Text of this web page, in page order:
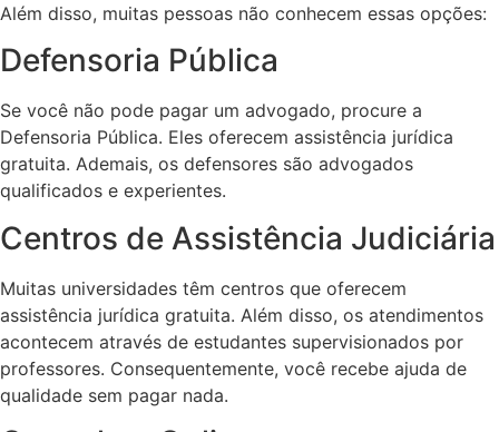
Além disso, muitas pessoas não conhecem essas opções:
Defensoria Pública
Se você não pode pagar um advogado, procure a
Defensoria Pública. Eles oferecem assistência jurídica
gratuita. Ademais, os defensores são advogados
qualificados e experientes.
Centros de Assistência Judiciária
Muitas universidades têm centros que oferecem
assistência jurídica gratuita. Além disso, os atendimentos
acontecem através de estudantes supervisionados por
professores. Consequentemente, você recebe ajuda de
qualidade sem pagar nada.